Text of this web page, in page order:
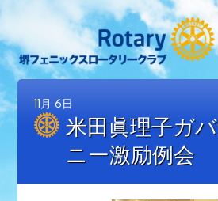
11月 6日
米田眞理子ガ
ニー激励例会